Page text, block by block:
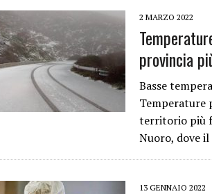
2 MARZO 2022
provincia
Basse
Temperature
territorio più
Nuoro, dove
13 GENNAIO 2022